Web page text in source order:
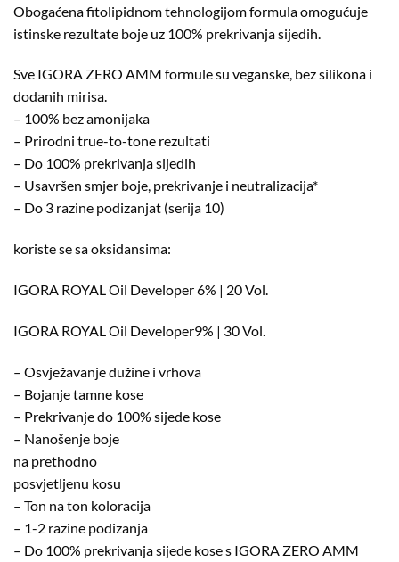
Obogaćena fitolipidnom tehnologijom formula omogućuje
istinske rezultate boje uz 100% prekrivanja sijedih.
Sve IGORA ZERO AMM formule su veganske, bez silikona i
dodanih mirisa.
– 100% bez amonijaka
– Prirodni true-to-tone rezultati
– Do 100% prekrivanja sijedih
– Usavršen smjer boje, prekrivanje i neutralizacija*
– Do 3 razine podizanjat (serija 10)
koriste se sa oksidansima:
IGORA ROYAL Oil Developer 6% | 20 Vol.
IGORA ROYAL Oil Developer9% | 30 Vol.
– Osvježavanje dužine i vrhova
– Bojanje tamne kose
– Prekrivanje do 100% sijede kose
– Nanošenje boje
na prethodno
posvjetljenu kosu
– Ton na ton koloracija
– 1-2 razine podizanja
– Do 100% prekrivanja sijede kose s IGORA ZERO AMM